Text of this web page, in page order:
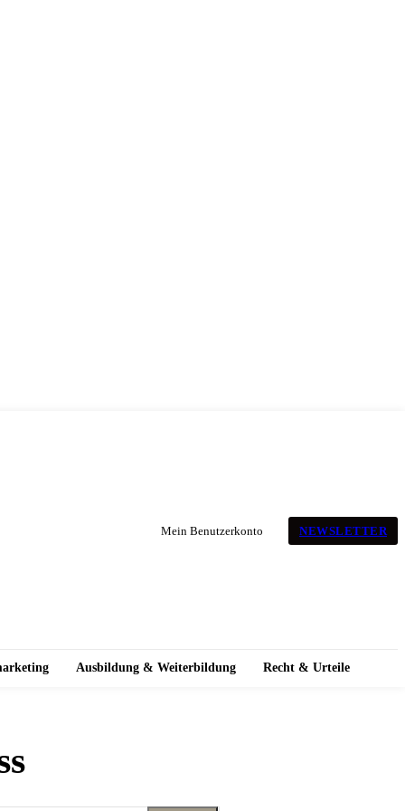
Mein Benutzerkonto NEWSLETTER
Ausbildung & Weiterbildung Recht & Urteile